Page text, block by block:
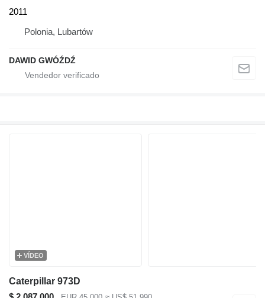
2011
Polonia, Lubartów
DAWID GWÓŹDŹ
VÍDEO
Caterpillar 973D